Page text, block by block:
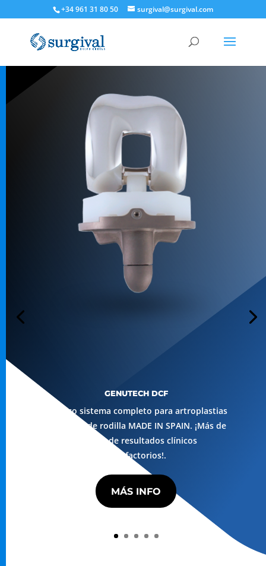
+34 961 31 80 50 surgival@surgival.com
GENUTECH DCF
El único sistema completo para artroplastias
primarias de rodilla MADE IN SPAIN. ¡Más de
15 años de resultados clínicos
satisfactorios!.
MÁS INFO